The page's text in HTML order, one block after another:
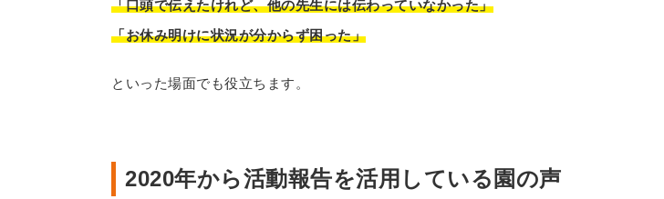
「口頭で伝えたけれど、他の先生には伝わっていなかった」
「お休み明けに状況が分からず困った」
といった場面でも役立ちます。
2020年から活動報告を活用している園の声